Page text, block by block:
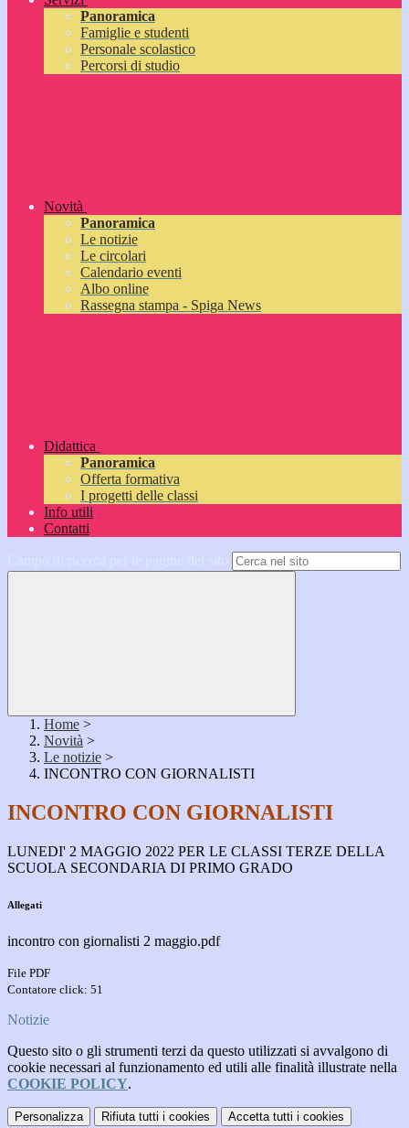
Panoramica
Famiglie e studenti
Personale scolastico
Percorsi di studio
Novità
Panoramica
Le notizie
Le circolari
Calendario eventi
Albo online
Rassegna stampa - Spiga News
Didattica
Panoramica
Offerta formativa
I progetti delle classi
Info utili
Contatti
Home >
Novità >
Le notizie >
INCONTRO CON GIORNALISTI
INCONTRO CON GIORNALISTI
LUNEDI' 2 MAGGIO 2022 PER LE CLASSI TERZE DELLA
SCUOLA SECONDARIA DI PRIMO GRADO
Allegati
incontro con giornalisti 2 maggio.pdf
File PDF
Contatore click: 51
Notizie
Questo sito o gli strumenti terzi da questo utilizzati si avvalgono di
cookie necessari al funzionamento ed utili alle finalità illustrate nella
COOKIE POLICY.
Personalizza Rifiuta tutti i cookies Accetta tutti i cookies